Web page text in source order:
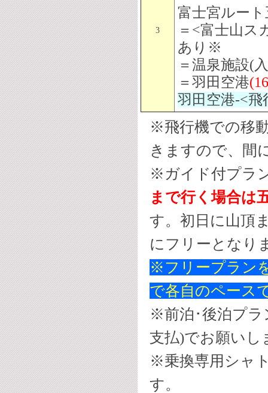
3
富士宮ルー
＝<富士山ス
あり※
＝温泉施設(
＝羽田空港
羽田空港-<飛
※飛行機での移
きますので、間
※ガイド付プラ
まで行く場合は
す。初日に山頂
にフリーとなり
※フリープラン
で各自のペース
※前泊･後泊プラ
支払)でお願いし
※乗換専用シャ
す。